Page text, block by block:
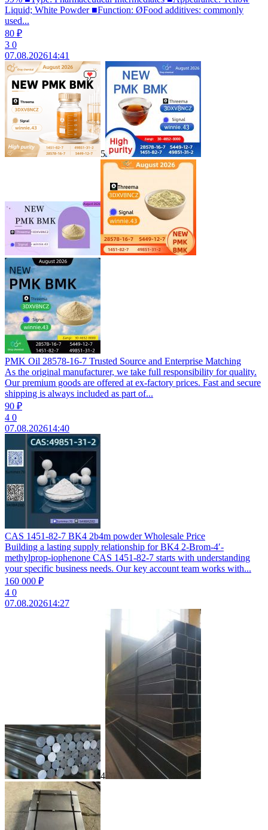
Liquid; White Powder ■Function: ØFood additives: commonly
used...
80 ₽
3 0
07.08.202614:41
5
PMK Oil 28578-16-7 Trusted Source and Enterprise Matching
As the original manufacturer, we take full responsibility for quality.
Our premium goods are offered at ex‑factory prices. Fast and secure
shipping is always included as part of...
90 ₽
4 0
07.08.202614:40
CAS 1451-82-7 BK4 2b4m powder Wholesale Price
Building a lasting supply relationship for BK4 2-Brom-4′-
methylprop-iophenone CAS 1451-82-7 starts with understanding
your specific business needs. Our key account team works with...
160 000 ₽
4 0
07.08.202614:27
4